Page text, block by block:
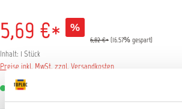
5,69 €* %
6,82 €* (16.57% gespart)
Inhalt: 1 Stück
Preise inkl. MwSt. zzgl. Versandkosten
Sofort verfügbar, Lieferzeit: 1-3 Tage